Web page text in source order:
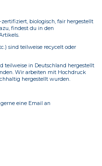
biologisch, fair hergestellt
findest du in den
sind teilweise recycelt oder
teilweise in Deutschland hergestellt
Wir arbeiten mit Hochdruck
hergestellt wurden.
eine Email an